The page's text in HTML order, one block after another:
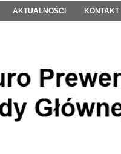
AKTUALNOŚCI KONTAKT